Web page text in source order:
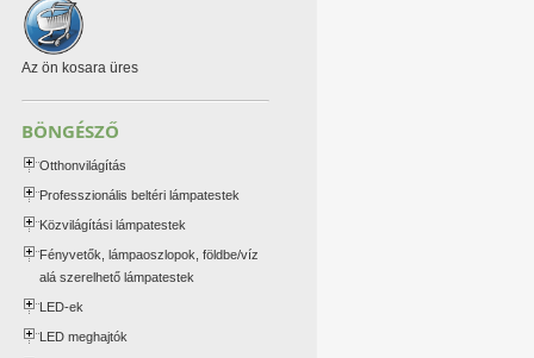
Az ön kosara üres
BÖNGÉSZŐ
Otthonvilágítás
Professzionális beltéri lámpatestek
Közvilágítási lámpatestek
Fényvetők, lámpaoszlopok, földbe/víz
alá szerelhető lámpatestek
LED-ek
LED meghajtók